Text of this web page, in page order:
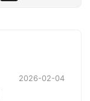
2026-02-04